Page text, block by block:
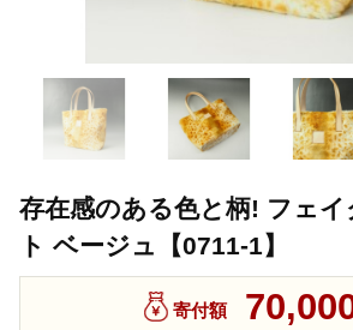
存在感のある色と柄! フェ
ト ベージュ【0711-1】
寄付額